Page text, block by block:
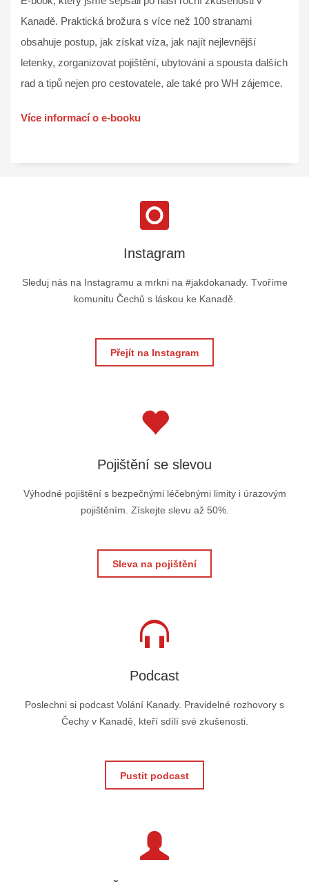
Kanadě. Praktická brožura s více než 100 stranami
obsahuje postup, jak získat víza, jak najít nejlevnější
letenky, zorganizovat pojištění, ubytování a spousta dalších
rad a tipů nejen pro cestovatele, ale také pro WH zájemce.
Více informací o e-booku
Instagram
Sleduj nás na Instagramu a mrkni na #jakdokanady. Tvoříme
komunitu Čechů s láskou ke Kanadě.
Přejít na Instagram
Pojištění se slevou
Výhodné pojištění s bezpečnými léčebnými limity i úrazovým
pojištěním. Získejte slevu až 50%.
Sleva na pojištění
Podcast
Poslechni si podcast Volání Kanady. Pravidelné rozhovory s
Čechy v Kanadě, kteří sdílí své zkušenosti.
Pustit podcast